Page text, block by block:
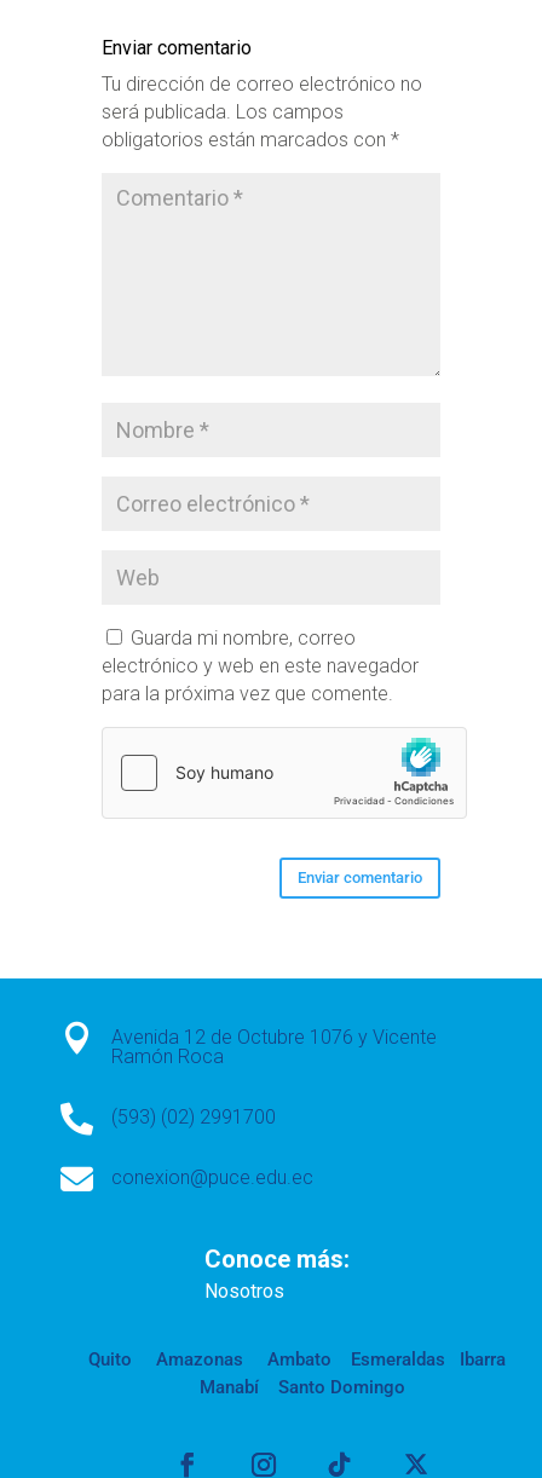
Enviar comentario
Tu dirección de correo electrónico no
será publicada. Los campos
obligatorios están marcados con *
Guarda mi nombre, correo
electrónico y web en este navegador
para la próxima vez que comente.

Avenida 12 de Octubre 1076 y Vicente
Ramón Roca
 (593) (02) 2991700
 conexion@puce.edu.ec
Conoce más:
Nosotros
Quito Amazonas Ambato Esmeraldas
Ibarra
Manabí
Santo Domingo